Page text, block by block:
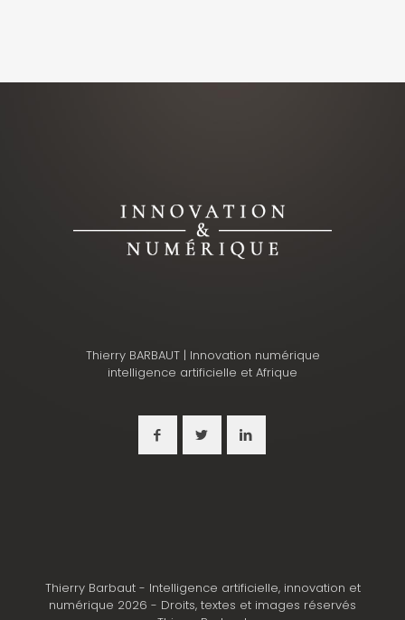
Thierry BARBAUT | Innovation numérique
intelligence artificielle et Afrique
Thierry Barbaut - Intelligence artificielle, innovation et
numérique 2026 - Droits, textes et images réservés